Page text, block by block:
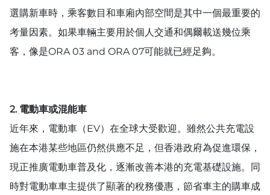
選購新車時，乘客數目和車廂內部空間是其中一個最重要的
考量因素。如果車輛主要用於個人交通和偶爾載送幾位乘
客，像是ORA 03 and ORA 07可能就已經足夠。
2. 電動車或混能車
近年來，電動車（EV）在全球大受歡迎。雖然公共充電設
施在本港某些地區仍然供應不足，但香港政府為促進環保，
現正推廣電動車普及化，逐漸改善本港的充電基礎設施。同
時對電動車車主提供了顯著的稅務優惠，節省車主的購車成